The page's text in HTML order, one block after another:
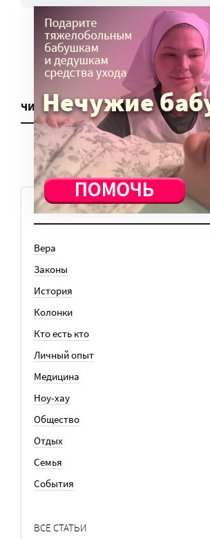
ЧИТАТЬ ЕЩЕ
ТЕМЫ
Вера
Законы
История
Колонки
Кто есть кто
Личный опыт
Медицина
Ноу-хау
Общество
Отдых
Семья
События
ВСЕ СТАТЬИ